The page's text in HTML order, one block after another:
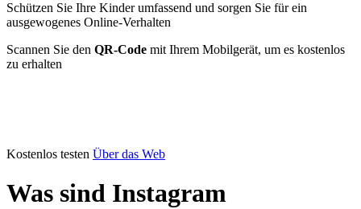
Schützen Sie Ihre Kinder umfassend und sorgen Sie für ein
ausgewogenes Online-Verhalten
Scannen Sie den QR-Code mit Ihrem Mobilgerät, um es kostenlos
zu erhalten
Kostenlos testen Über das Web
Was sind Instagram